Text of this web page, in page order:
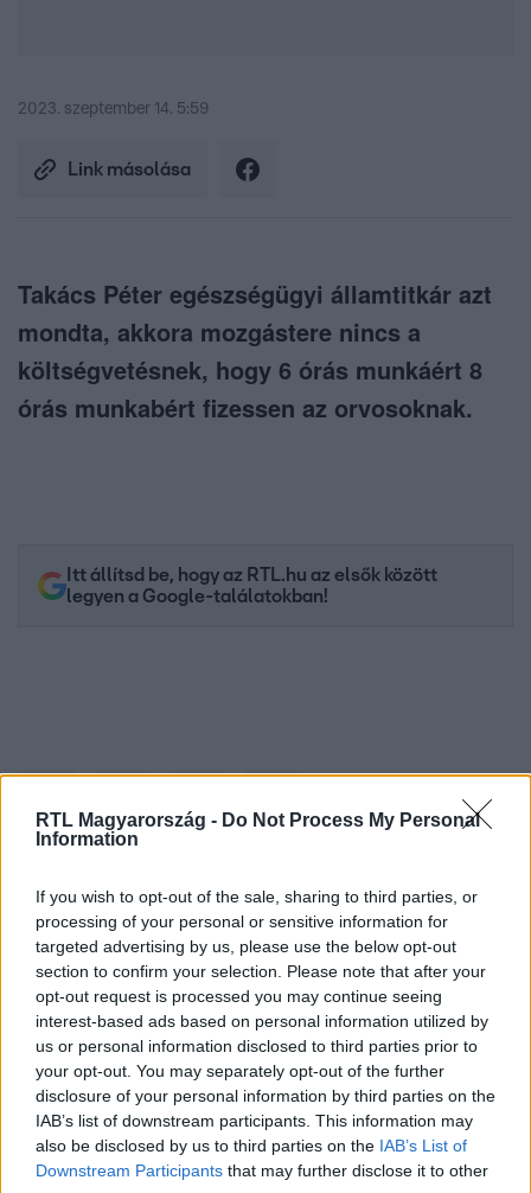
RTL Magyarország - Do Not Process My Personal
Information
If you wish to opt-out of the sale, sharing to third parties, or
processing of your personal or sensitive information for
targeted advertising by us, please use the below opt-out
section to confirm your selection. Please note that after your
opt-out request is processed you may continue seeing
interest-based ads based on personal information utilized by
us or personal information disclosed to third parties prior to
your opt-out. You may separately opt-out of the further
disclosure of your personal information by third parties on the
IAB’s list of downstream participants. This information may
also be disclosed by us to third parties on the IAB’s List of
Downstream Participants that may further disclose it to other
2023. szeptember 14. 5:59
Link másolása
Takács Péter egészségügyi államtitkár azt
mondta, akkora mozgástere nincs a
költségvetésnek, hogy 6 órás munkáért 8
órás munkabért fizessen az orvosoknak.
Itt állítsd be, hogy az RTL.hu az elsők között
legyen a Google-találatokban!
Kövess minket, és értesülj a friss hírekről a
Facebookon is!
Követem
TAKÁCS PÉTER